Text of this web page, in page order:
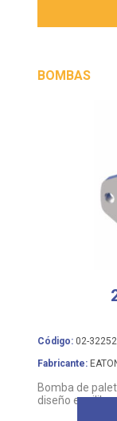
BOMBAS
Código: 02-
Fabricante:
Bomba de
diseño